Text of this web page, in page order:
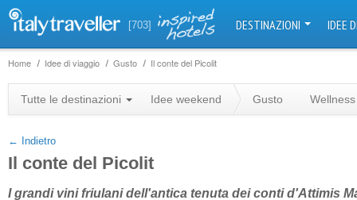
[703] DESTINAZIONI IDEE
Home Idee di viaggio Gusto Il conte del Picolit
Tutte le destinazioni Idee weekend Gusto Wellness
← Indietro
Il conte del Picolit
I grandi vini friulani dell'antica tenuta dei conti d'Attimis
+
−